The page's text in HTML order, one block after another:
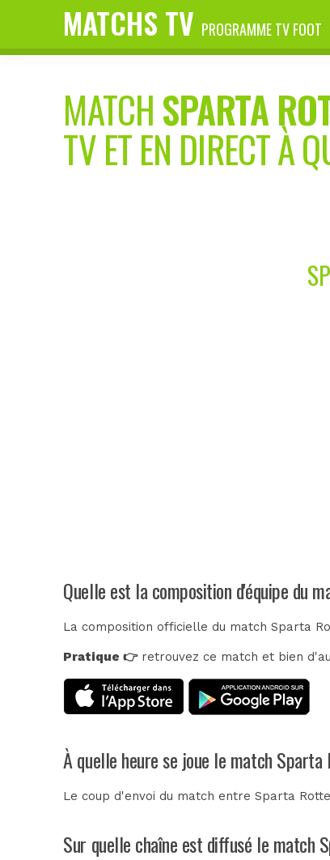
MATCHS TV PROGRAMME TV FOOT
MATCHSPARTA
TV ET EN DIRECT À
Quelle est la composition d'équipe du
La composition officielle du match Sparta
Pratique 👉retrouvez ce match et bien
À quelle heure se joue le match
Le coup d'envoi du match entre Sparta
Sur quelle chaîne est diffusé le match